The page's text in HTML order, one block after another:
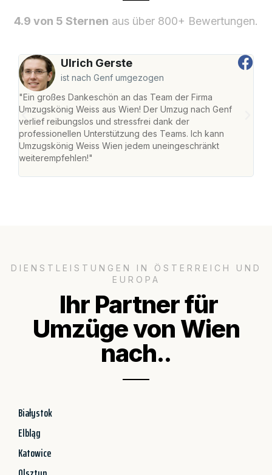
4.9 von 5 Sternen aus über 800+ Bewertungen.
Ulrich Gerste
ist nach Genf umgezogen
"Ein großes Dankeschön an das Team der Firma
Umzugskönig Weiss aus Wien! Der Umzug nach Genf
verlief reibungslos und stressfrei dank der
professionellen Unterstützung des Teams. Ich kann
Umzugskönig Weiss Wien jedem uneingeschränkt
weiterempfehlen!"
DIENSTLEISTUNGEN IN ÖSTERREICH UND
EUROPA
Ihr Partner für
Umzüge von Wien
nach..
Białystok
Elbląg
Katowice